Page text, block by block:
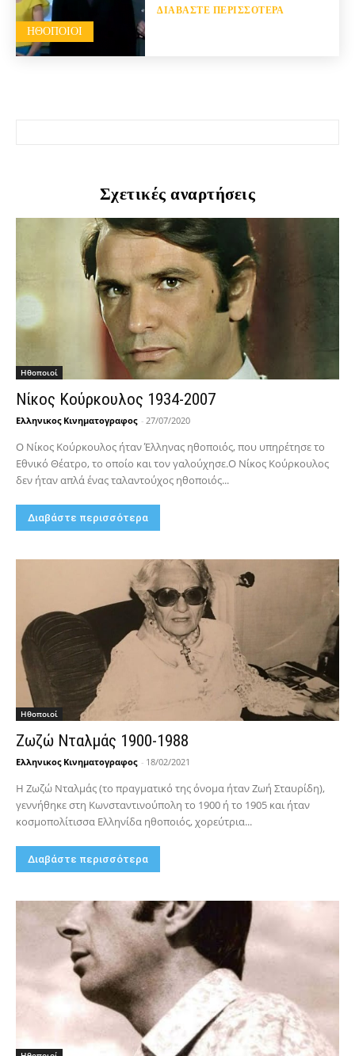
HΘΟΠΟΙΟΊ
ΔΙΑΒΆΣΤΕ ΠΕΡΙΣΣΌΤΕΡΑ
Σχετικές αναρτήσεις
Hθοποιοί
Νίκος Κούρκουλος 1934-2007
Ελληνικος Κινηματογραφος - 27/07/2020
Ο Νίκος Κούρκουλος ήταν Έλληνας ηθοποιός, που υπηρέτησε το
Εθνικό Θέατρο, το οποίο και τον γαλούχησε.Ο Νίκος Κούρκουλος
δεν ήταν απλά ένας ταλαντούχος ηθοποιός...
Διαβάστε περισσότερα
Hθοποιοί
Ζωζώ Νταλμάς 1900-1988
Ελληνικος Κινηματογραφος - 18/02/2021
Η Ζωζώ Νταλμάς (το πραγματικό της όνομα ήταν Ζωή Σταυρίδη),
γεννήθηκε στη Κωνσταντινούπολη το 1900 ή το 1905 και ήταν
κοσμοπολίτισσα Ελληνίδα ηθοποιός, χορεύτρια...
Διαβάστε περισσότερα